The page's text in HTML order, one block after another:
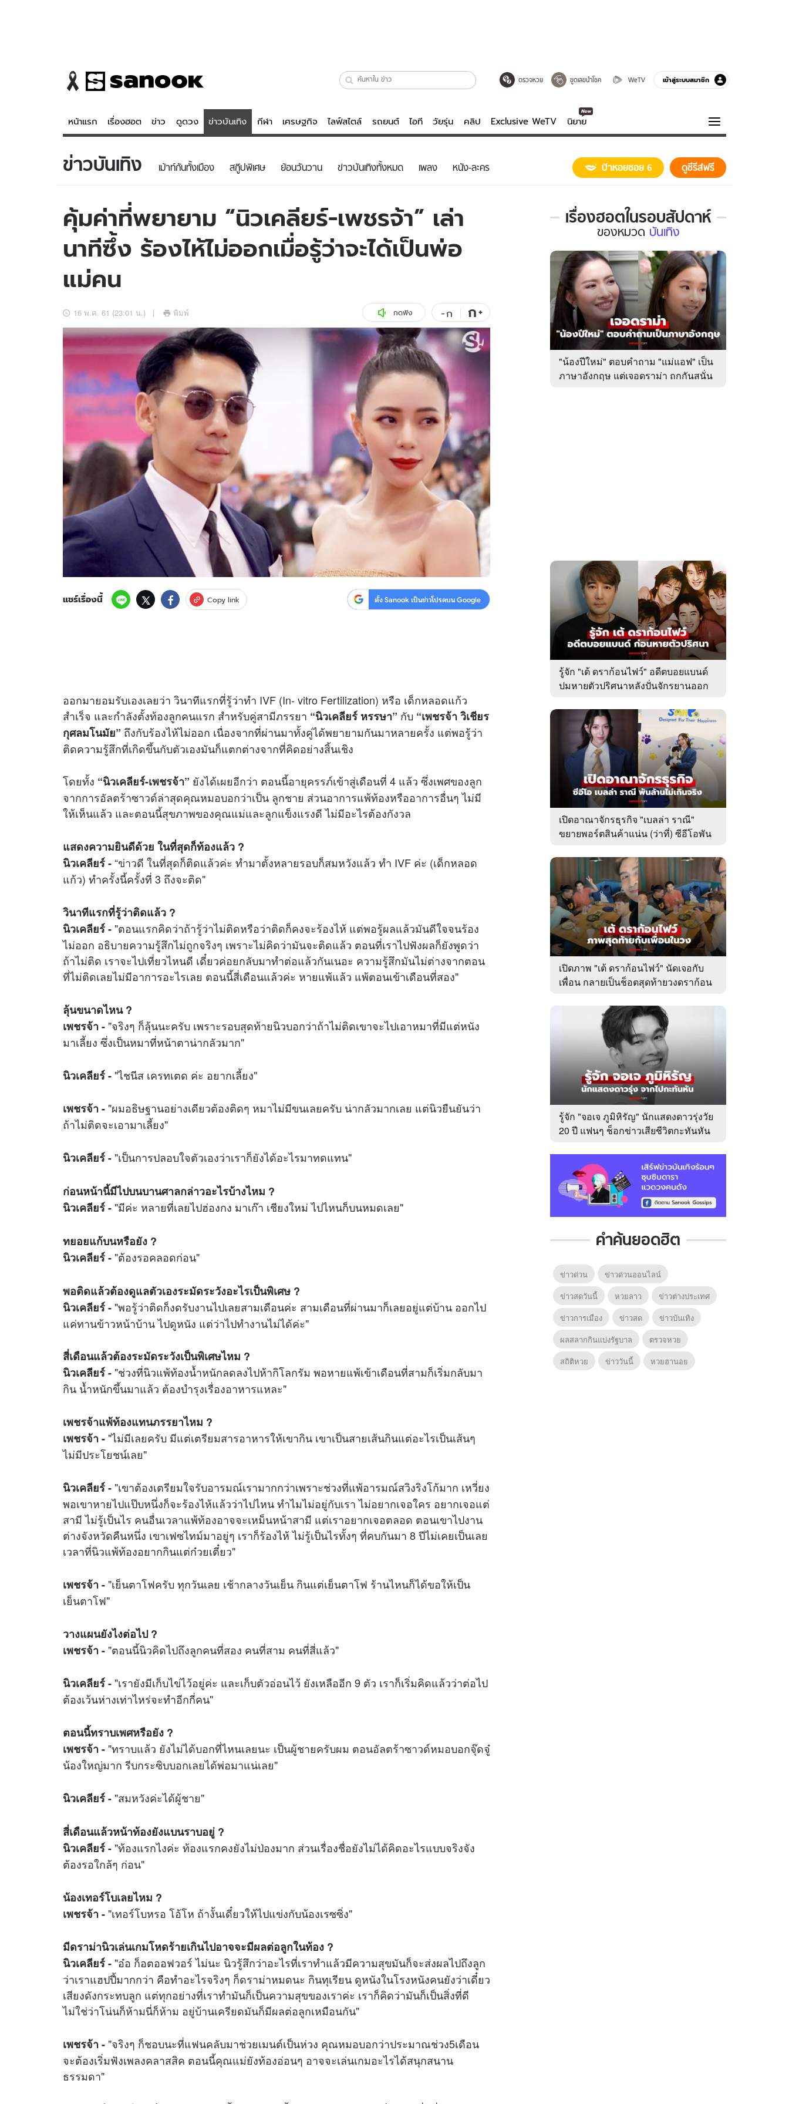
ตรวจหวย ขูดเลขนำโชค WeTV เข้าสู่ระบบสมาชิก
หน้าแรก เรื่องฮอต ข่าว ดูดวง ข่าวบันเทิง กีฬา เศรษฐกิจ ไลฟ์สไตล์ รถยนต์ ไอที วัยรุ่น คลิป Exclusive WeTV นิยาย
ข่าว
ข่าวบันเทิง
ข่าวกีฬา
ข่าวเศรษฐกิจ
อัปเดตจีน
ดูดวง - ตรวจหวย
สถิติหวยไทย
หวยลาว
ไลฟ์สไตล์
วัยรุ่น
ไอที
เที่ยว-กิน
Tasteful Thailand
Sanook Choice
บันเทิงครบรส
WeTV
Exclusive WeTV
นิยาย
ความรู้รอบตัว
ฮาวทู
ดาวน์โหลดสนุกแอปฟรี ติดตามสนุกโซเชียลได้ที่
บริษัท อิมเมจ ฟิวเจอร์ (ประเทศไทย) จำกัด
ข่าวบันเทิง เม้าท์กันทั้งเมือง สกู๊ปพิเศษ ย้อนวันวาน ข่าวบันเทิงทั้งหมด เพลง หนัง-ละคร ป้าหอยซอย 6 ดูซีรีส์ฟรี
คุ้มค่าที่พยายาม “นิวเคลียร์-เพชรจ้า” เล่า
นาทีซึ้ง ร้องไห้ไม่ออกเมื่อรู้ว่าจะได้เป็นพ่อ
แม่คน
16 พ.ค. 61 (23:01 น.) พิมพ์ กดฟัง -ก ก+
แชร์เรื่องนี้ Copy link ตั้ง Sanook เป็นข่าวโปรดบน Google
ออกมายอมรับเองเลยว่า วินาทีแรกที่รู้ว่าทำ IVF (In- vitro Fertilization) หรือ เด็กหลอดแก้ว
สำเร็จ และกำลังตั้งท้องลูกคนแรก สำหรับคู่สามีภรรยา “นิวเคลียร์ หรรษา” กับ “เพชรจ้า วิเชียร
กุศลมโนมัย” ถึงกับร้องไห้ไม่ออก เนื่องจากที่ผ่านมาทั้งคู่ได้พยายามกันมาหลายครั้ง แต่พอรู้ว่า
ติดความรู้สึกที่เกิดขึ้นกับตัวเองมันก็แตกต่างจากที่คิดอย่างสิ้นเชิง
โดยทั้ง “นิวเคลียร์-เพชรจ้า” ยังได้เผยอีกว่า ตอนนี้อายุครรภ์เข้าสู่เดือนที่ 4 แล้ว ซึ่งเพศของลูก
จากการอัลตร้าซาวด์ล่าสุดคุณหมอบอกว่าเป็น ลูกชาย ส่วนอาการแพ้ท้องหรืออาการอื่นๆ ไม่มี
ให้เห็นแล้ว และตอนนี้สุขภาพของคุณแม่และลูกแข็งแรงดี ไม่มีอะไรต้องกังวล
แสดงความยินดีด้วย ในที่สุดก็ท้องแล้ว ?
นิวเคลียร์ -“ข่าวดี ในที่สุดก็ติดแล้วค่ะ ทำมาตั้งหลายรอบก็สมหวังแล้ว ทำ IVF ค่ะ (เด็กหลอด
แก้ว) ทำครั้งนี้ครั้งที่ 3 ถึงจะติด"
วินาทีแรกที่รู้ว่าติดแล้ว ?
นิวเคลียร์ - "ตอนแรกคิดว่าถ้ารู้ว่าไม่ติดหรือว่าติดก็คงจะร้องไห้ แต่พอรู้ผลแล้วมันดีใจจนร้อง
ไม่ออก อธิบายความรู้สึกไม่ถูกจริงๆ เพราะไม่คิดว่ามันจะติดแล้ว ตอนที่เราไปฟังผลก็ยังพูดว่า
ถ้าไม่ติด เราจะไปเที่ยวไหนดี เดี๋ยวค่อยกลับมาทำต่อแล้วกันเนอะ ความรู้สึกมันไม่ต่างจากตอน
ที่ไม่ติดเลยไม่มีอาการอะไรเลย ตอนนี้สี่เดือนแล้วค่ะ หายแพ้แล้ว แพ้ตอนเข้าเดือนที่สอง"
ลุ้นขนาดไหน ?
เพชรจ้า - "จริงๆ ก็ลุ้นนะครับ เพราะรอบสุดท้ายนิวบอกว่าถ้าไม่ติดเขาจะไปเอาหมาที่มีแต่หนัง
มาเลี้ยง ซึ่งเป็นหมาที่หน้าตาน่ากลัวมาก"
นิวเคลียร์ - "ไชนีส เครทเตด ค่ะ อยากเลี้ยง"
เพชรจ้า - "ผมอธิษฐานอย่างเดียวต้องติดๆ หมาไม่มีขนเลยครับ น่ากลัวมากเลย แต่นิวยืนยันว่า
ถ้าไม่ติดจะเอามาเลี้ยง"
นิวเคลียร์ - "เป็นการปลอบใจตัวเองว่าเราก็ยังได้อะไรมาทดแทน"
ก่อนหน้านี้มีไปบนบานศาลกล่าวอะไรบ้างไหม ?
นิวเคลียร์ - "มีค่ะ หลายที่เลยไปฮ่องกง มาเก๊า เชียงใหม่ ไปไหนก็บนหมดเลย"
ทยอยแก้บนหรือยัง ?
นิวเคลียร์ - "ต้องรอคลอดก่อน"
พอติดแล้วต้องดูแลตัวเองระมัดระวังอะไรเป็นพิเศษ ?
นิวเคลียร์ - "พอรู้ว่าติดก็งดรับงานไปเลยสามเดือนค่ะ สามเดือนที่ผ่านมาก็เลยอยู่แต่บ้าน ออกไป
แค่ทานข้าวหน้าบ้าน ไปดูหนัง แต่ว่าไปทำงานไม่ได้ค่ะ"
สี่เดือนแล้วต้องระมัดระวังเป็นพิเศษไหม ?
นิวเคลียร์ - "ช่วงที่นิวแพ้ท้องน้ำหนักลดลงไปห้ากิโลกรัม พอหายแพ้เข้าเดือนที่สามก็เริ่มกลับมา
กิน น้ำหนักขึ้นมาแล้ว ต้องบำรุงเรื่องอาหารแหละ"
เพชรจ้าแพ้ท้องแทนภรรยาไหม ?
เพชรจ้า - "ไม่มีเลยครับ มีแต่เตรียมสารอาหารให้เขากิน เขาเป็นสายเส้นกินแต่อะไรเป็นเส้นๆ
ไม่มีประโยชน์เลย"
นิวเคลียร์ - "เขาต้องเตรียมใจรับอารมณ์เรามากกว่าเพราะช่วงที่แพ้อารมณ์สวิงริงโก้มาก เหวี่ยง
พอเขาหายไปแป๊บหนึ่งก็จะร้องไห้แล้วว่าไปไหน ทำไมไม่อยู่กับเรา ไม่อยากเจอใคร อยากเจอแต่
สามี ไม่รู้เป็นไร คนอื่นเวลาแพ้ท้องอาจจะเหม็นหน้าสามี แต่เราอยากเจอตลอด ตอนเขาไปงาน
ต่างจังหวัดคืนหนึ่ง เขาเฟซไทม์มาอยู่ๆ เราก็ร้องไห้ ไม่รู้เป็นไรทั้งๆ ที่คบกันมา 8 ปีไม่เคยเป็นเลย
เวลาที่นิวแพ้ท้องอยากกินแต่ก๋วยเตี๋ยว"
เพชรจ้า - "เย็นตาโฟครับ ทุกวันเลย เช้ากลางวันเย็น กินแต่เย็นตาโฟ ร้านไหนก็ได้ขอให้เป็น
เย็นตาโฟ"
วางแผนยังไงต่อไป ?
เพชรจ้า - "ตอนนี้นิวคิดไปถึงลูกคนที่สอง คนที่สาม คนที่สี่แล้ว"
นิวเคลียร์ - "เรายังมีเก็บไข่ไว้อยู่ค่ะ และเก็บตัวอ่อนไว้ ยังเหลืออีก 9 ตัว เราก็เริ่มคิดแล้วว่าต่อไป
ต้องเว้นห่างเท่าไหร่จะทำอีกกี่คน"
ตอนนี้ทราบเพศหรือยัง ?
เพชรจ้า - "ทราบแล้ว ยังไม่ได้บอกที่ไหนเลยนะ เป็นผู้ชายครับผม ตอนอัลตร้าซาวด์หมอบอกจุ๊ดจู๋
น้องใหญ่มาก รีบกระซิบบอกเลยได้พ่อมาแน่เลย"
นิวเคลียร์ - "สมหวังค่ะได้ผู้ชาย"
สี่เดือนแล้วหน้าท้องยังแบนราบอยู่ ?
นิวเคลียร์ - "ท้องแรกไงค่ะ ท้องแรกคงยังไม่ป่องมาก ส่วนเรื่องชื่อยังไม่ได้คิดอะไรแบบจริงจัง
ต้องรอใกล้ๆ ก่อน"
น้องเทอร์โบเลยไหม ?
เพชรจ้า - "เทอร์โบหรอ โอ้โห ถ้างั้นเดี๋ยวให้ไปแข่งกับน้องเรซซิ่ง"
มีดราม่านิวเล่นเกมโหดร้ายเกินไปอาจจะมีผลต่อลูกในท้อง ?
นิวเคลียร์ - "อ๋อ ก็อตออฟวอร์ ไม่นะ นิวรู้สึกว่าอะไรที่เราทำแล้วมีความสุขมันก็จะส่งผลไปถึงลูก
ว่าเราแฮปปี้มากกว่า คือทำอะไรจริงๆ ก็ดราม่าหมดนะ กินทุเรียน ดูหนังในโรงหนังคนยังว่าเดี๋ยว
เสียงดังกระทบลูก แต่ทุกอย่างที่เราทำมันก็เป็นความสุขของเราค่ะ เราก็คิดว่ามันก็เป็นสิ่งที่ดี
ไม่ใช่ว่าโน่นก็ห้ามนี่ก็ห้าม อยู่บ้านเครียดมันก็มีผลต่อลูกเหมือนกัน"
เพชรจ้า - "จริงๆ ก็ชอบนะที่แฟนคลับมาช่วยเมนต์เป็นห่วง คุณหมอบอกว่าประมาณช่วง5เดือน
จะต้องเริ่มฟังเพลงคลาสสิค ตอนนี้คุณแม่ยังท้องอ่อนๆ อาจจะเล่นเกมอะไรได้สนุกสนาน
ธรรมดา"
เรื่องฮอตในรอบสัปดาห์
เรื่อง
ใน
รอบ
สัปดาห์
ของ
หมวด
บันเทิง
ของหมวด บันเทิง
"น้องปีใหม่" ตอบคำถาม "แม่แอฟ" เป็น
ภาษาอังกฤษ แต่เจอดราม่า ถกกันสนั่น
รู้จัก "เต้ ดราก้อนไฟว์" อดีตบอยแบนด์
ปมหายตัวปริศนาหลังปั่นจักรยานออก
เปิดอาณาจักรธุรกิจ "เบลล่า ราณี"
ขยายพอร์ตสินค้าแน่น (ว่าที่) ซีอีโอพัน
เปิดภาพ "เต้ ดราก้อนไฟว์" นัดเจอกับ
เพื่อน กลายเป็นช็อตสุดท้ายวงดราก้อน
รู้จัก "จอเจ ภูมิหิรัญ" นักแสดงดาวรุ่งวัย
20 ปี แฟนๆ ช็อกข่าวเสียชีวิตกะทันหัน
คำค้นยอดฮิต
ข่าวด่วน
ข่าวด่วนออนไลน์
ข่าวสดวันนี้
หวยลาว
ข่าวต่างประเทศ
ข่าวการเมือง
ข่าวสด
ข่าวบันเทิง
ผลสลากกินแบ่งรัฐบาล
ตรวจหวย
สถิติหวย
ข่าววันนี้ หวยฮานอย